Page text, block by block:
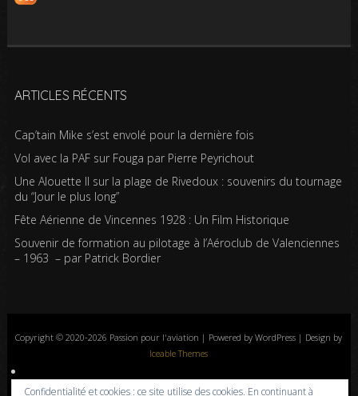
ARTICLES RÉCENTS
Cap’tain Mike s’est envolé pour la dernière fois
Vol avec la PAF sur Fouga par Pierre Peyrichout
Une Alouette II sur la plage de Rivedoux : souvenirs du tournage
du “Jour le plus long”
Fête Aérienne de Vincennes 1928 : Un Film Historique
Souvenir de formation au pilotage à l’Aéroclub de Valenciennes
– 1963 – par Patrick Bordier
Copyright © 2020-2026 Passion pour l'aviation | Powered by WordPress | Design by
Iceable Themes
Accueil Blog Albums photos Histoires de l’aviation
Contrôle aérien
Confidentialité et cookies : ce site utilise des cookies. En continuant à